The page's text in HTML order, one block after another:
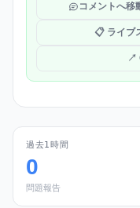
コメントへ移
📋 ライブ
↗
過去1時間
0
問題報告